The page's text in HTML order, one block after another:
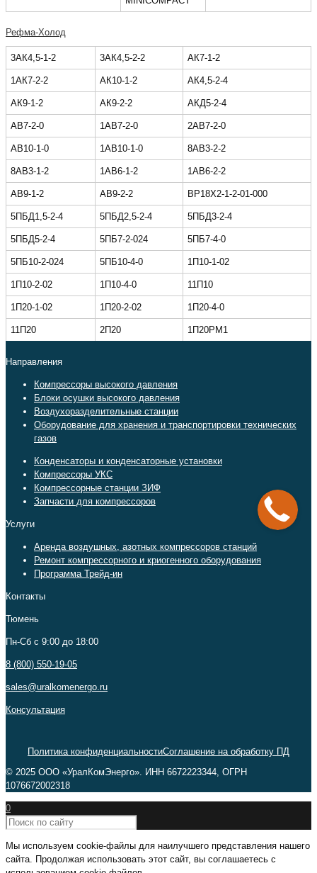
Рефма-Холод
3АК4,5-1-2 3АК4,5-2-2 АК7-1-2
1АК7-2-2 АК10-1-2 АК4,5-2-4
АК9-1-2 AК9-2-2 АКД5-2-4
АВ7-2-0 1АВ7-2-0 2АВ7-2-0
АВ10-1-0 1АВ10-1-0 8АВ3-2-2
8АВ3-1-2 1АВ6-1-2 1АВ6-2-2
АВ9-1-2 АВ9-2-2 ВР18Х2-1-2-01-000
5ПБД1,5-2-4 5ПБД2,5-2-4 5ПБД3-2-4
5ПБД5-2-4 5ПБ7-2-024 5ПБ7-4-0
5ПБ10-2-024 5ПБ10-4-0 1П10-1-02
1П10-2-02 1П10-4-0 11П10
1П20-1-02 1П20-2-02 1П20-4-0
11П20 2П20 1П20РМ1
Направления
Компрессоры высокого давления
Блоки осушки высокого давления
Воздухоразделительные станции
Оборудование для хранения и транспортировки технических
газов
Конденсаторы и конденсаторные установки
Компрессоры УКС
Компрессорные станции ЗИФ
Запчасти для компрессоров
Услуги
Аренда воздушных, азотных компрессоров станций
Ремонт компрессорного и криогенного оборудования
Программа Трейд-ин
Контакты
Тюмень
Пн-Сб c 9:00 до 18:00
8 (800) 550-19-05
sales@uralkomenergo.ru
Консультация
Политика конфиденциальностиСоглашение на обработку ПД
© 2025 ООО «УралКомЭнерго». ИНН 6672223344, ОГРН
1076672002318
0
Мы используем cookie-файлы для наилучшего представления нашего
сайта. Продолжая использовать этот сайт, вы соглашаетесь с